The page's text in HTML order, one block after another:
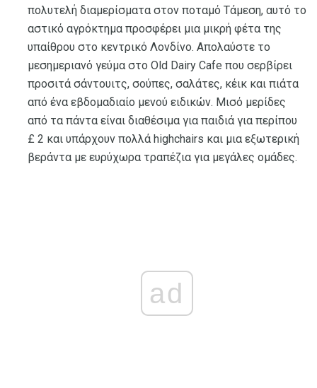
πολυτελή διαμερίσματα στον ποταμό Τάμεση, αυτό το
αστικό αγρόκτημα προσφέρει μια μικρή φέτα της
υπαίθρου στο κεντρικό Λονδίνο. Απολαύστε το
μεσημεριανό γεύμα στο Old Dairy Cafe που σερβίρει
προσιτά σάντουιτς, σούπες, σαλάτες, κέικ και πιάτα
από ένα εβδομαδιαίο μενού ειδικών. Μισό μερίδες
από τα πάντα είναι διαθέσιμα για παιδιά για περίπου
£ 2 και υπάρχουν πολλά highchairs και μια εξωτερική
βεράντα με ευρύχωρα τραπέζια για μεγάλες ομάδες.
ad